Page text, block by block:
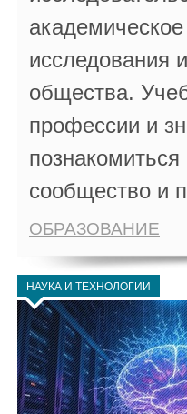
исследования
общества.
профессии и
сообщество и
ОБРАЗОВАНИЕ
НАУКА И ТЕХНОЛОГИИ